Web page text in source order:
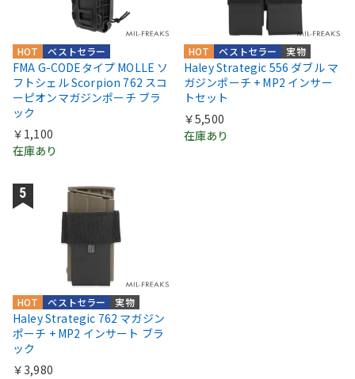
ベストセラー
HOT
FMA G-CODEタイプ MOLLE ソ
フトシェル Scorpion 762 スコ
ーピオンマガジンポーチ ブラ
ック
￥1,100
在庫あり
実物
ベストセラー
HOT
Haley Strategic 556 ダブル マ
ガジンポーチ + MP2 インサー
トセット
￥5,500
在庫あり
実物
ベストセラー
HOT
Haley Strategic 762 マガジン
ポーチ + MP2 インサート ブラ
ック
￥3,980